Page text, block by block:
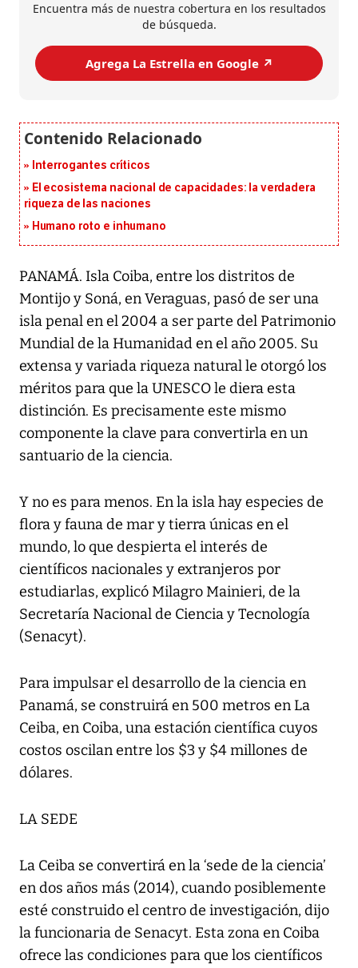
Encuentra más de nuestra cobertura en los resultados
de búsqueda.
Agrega La Estrella en Google ↗️
Interrogantes críticos
El ecosistema nacional de capacidades: la verdadera
riqueza de las naciones
Humano roto e inhumano
PANAMÁ. Isla Coiba, entre los distritos de
Montijo y Soná, en Veraguas, pasó de ser una
isla penal en el 2004 a ser parte del Patrimonio
Mundial de la Humanidad en el año 2005. Su
extensa y variada riqueza natural le otorgó los
méritos para que la UNESCO le diera esta
distinción. Es precisamente este mismo
componente la clave para convertirla en un
santuario de la ciencia.
Y no es para menos. En la isla hay especies de
flora y fauna de mar y tierra únicas en el
mundo, lo que despierta el interés de
científicos nacionales y extranjeros por
estudiarlas, explicó Milagro Mainieri, de la
Secretaría Nacional de Ciencia y Tecnología
(Senacyt).
Para impulsar el desarrollo de la ciencia en
Panamá, se construirá en 500 metros en La
Ceiba, en Coiba, una estación científica cuyos
costos oscilan entre los $3 y $4 millones de
dólares.
LA SEDE
La Ceiba se convertirá en la ‘sede de la ciencia’
en dos años más (2014), cuando posiblemente
esté construido el centro de investigación, dijo
la funcionaria de Senacyt. Esta zona en Coiba
ofrece las condiciones para que los científicos